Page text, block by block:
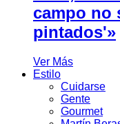
campo no
pintados'»
Ver Más
Estilo
Cuidarse
Gente
Gourmet